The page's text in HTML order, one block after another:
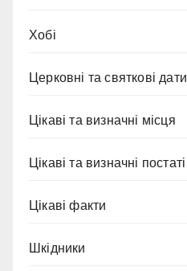
Хобі
Церковні та святкові дати
Цікаві та визначні місця
Цікаві та визначні постаті
Цікаві факти
Шкідники